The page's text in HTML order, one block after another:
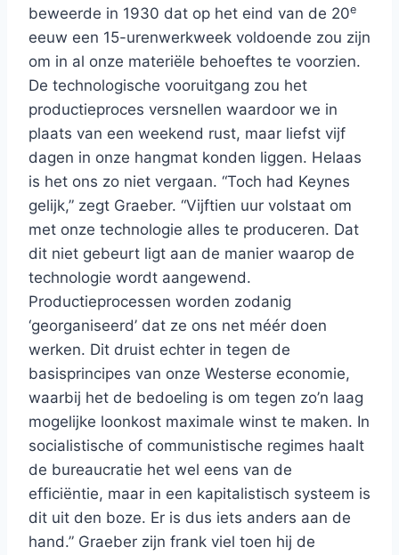
beweerde in 1930 dat op het eind van de 20e
eeuw een 15-urenwerkweek voldoende zou zijn
om in al onze materiële behoeftes te voorzien.
De technologische vooruitgang zou het
productieproces versnellen waardoor we in
plaats van een weekend rust, maar liefst vijf
dagen in onze hangmat konden liggen. Helaas
is het ons zo niet vergaan. “Toch had Keynes
gelijk,” zegt Graeber. “Vijftien uur volstaat om
met onze technologie alles te produceren. Dat
dit niet gebeurt ligt aan de manier waarop de
technologie wordt aangewend.
Productieprocessen worden zodanig
‘georganiseerd’ dat ze ons net méér doen
werken. Dit druist echter in tegen de
basisprincipes van onze Westerse economie,
waarbij het de bedoeling is om tegen zo’n laag
mogelijke loonkost maximale winst te maken. In
socialistische of communistische regimes haalt
de bureaucratie het wel eens van de
efficiëntie, maar in een kapitalistisch systeem is
dit uit den boze. Er is dus iets anders aan de
hand.” Graeber zijn frank viel toen hij de